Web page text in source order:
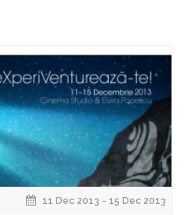
11 Dec 2013 - 15 Dec 2013